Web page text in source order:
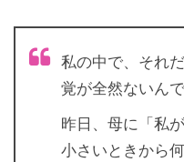
私の中で、それ
覚が全然ないんで
昨日、母に「私
小さいときから